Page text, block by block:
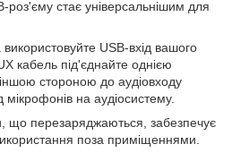
роз'єму стає універсальнішим для
USB-вхід вашого
кабель під'єднайте однією
стороною до аудіовходу
мікрофонів на аудіосистему.
що перезаряджаються, забезпечує
поза приміщеннями.